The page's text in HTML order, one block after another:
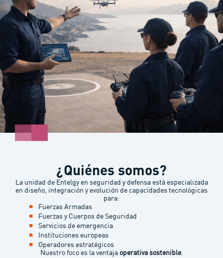
¿Quiénes somos?
La unidad de Entelgy en seguridad y defensa está especializada
en diseño, integración y evolución de capacidades tecnológicas
para:
Fuerzas Armadas
Fuerzas y Cuerpos de Seguridad
Servicios de emergencia
Instituciones europeas
Operadores estratégicos
Nuestro foco es la ventajaoperativa sostenible.